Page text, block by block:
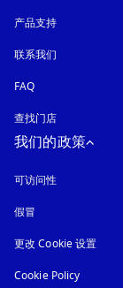
产品支持
联系我们
FAQ
查找门店
我们的政策
可访问性
假冒
更改 Cookie 设置
Cookie Policy